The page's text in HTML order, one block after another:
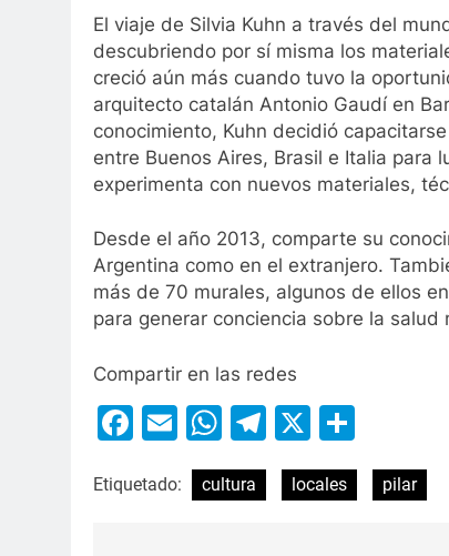
El viaje de Silvia Kuhn a través del
descubriendo por sí misma los
creció aún más cuando tuvo la
arquitecto catalán Antonio Gaudí en
conocimiento, Kuhn decidió
entre Buenos Aires, Brasil e Italia para
experimenta con nuevos materiales,
Desde el año 2013, comparte su
Argentina como en el extranjero.
más de 70 murales, algunos de ellos
para generar conciencia sobre la
Compartir en las redes
Facebook
EmailWhatsApp
Telegram
X
Etiquetado: cultura locales pilar